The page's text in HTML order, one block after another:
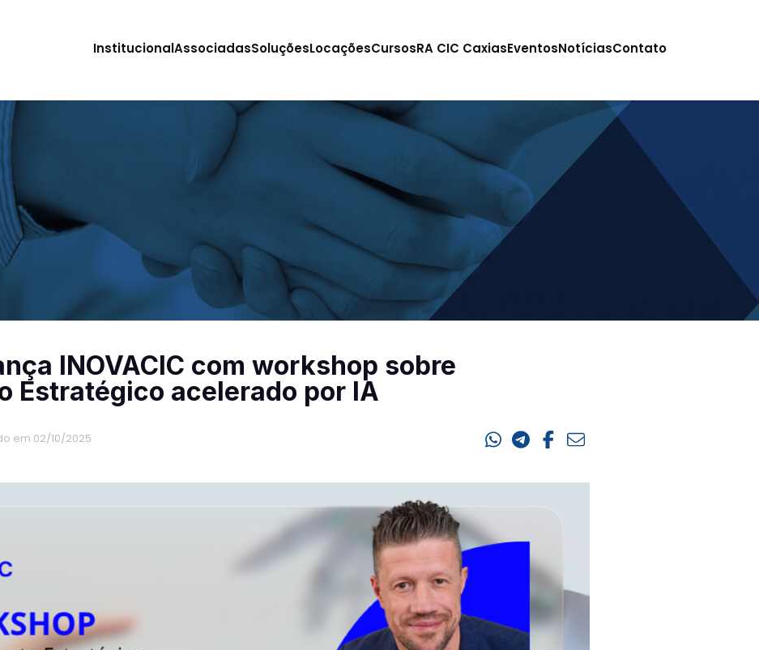
InstitucionalAssociadasSoluçõesLocaçõesCursosRA CIC CaxiasEventosNotíciasContato
INOVACIC com workshop sobre
Estratégico acelerado por IA
em 02/10/2025